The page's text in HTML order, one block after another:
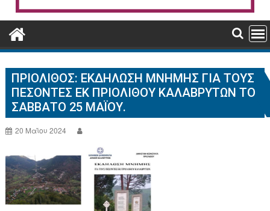
ΠΡΙΟΛΙΘΟΣ: ΕΚΔΉΛΩΣΗ ΜΝΉΜΗΣ ΓΙΑ ΤΟΥΣ
ΠΕΣΌΝΤΕΣ ΕΚ ΠΡΙΟΛΊΘΟΥ ΚΑΛΑΒΡΎΤΩΝ ΤΟ
ΣΆΒΒΑΤΟ 25 ΜΑΪ́ΟΥ.
20 Μαΐου 2024